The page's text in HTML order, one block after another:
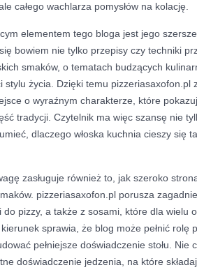
całego wachlarza pomysłów na kolację.
elementem tego bloga jest jego
bowiem nie tylko przepisy czy techniki
smaków, o tematach budzących
stylu życia. Dzięki temu pizzeriasaxofon.pl
o wyraźnym charakterze, które
tradycji. Czytelnik ma więc szansę nie
dlaczego włoska kuchnia cieszy się
zasługuje również to, jak szeroko
pizzeriasaxofon.pl porusza
do pizzy, a także z sosami, które dla wielu
sprawia, że blog może pełnić rolę
pełniejsze doświadczenie stołu. Nie
doświadczenie jedzenia, na które